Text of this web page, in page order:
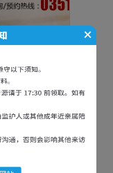
2026-07-31
2026-07-30